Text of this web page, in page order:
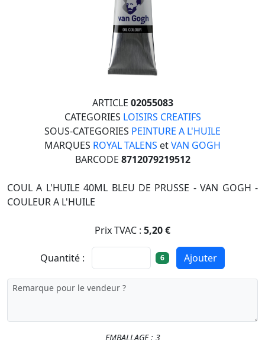
ARTICLE 02055083
CATEGORIES LOISIRS CREATIFS
SOUS-CATEGORIES PEINTURE A L'HUILE
MARQUES ROYAL TALENS etVAN GOGH
BARCODE 8712079219512
COUL A L'HUILE 40ML BLEU DE PRUSSE - VAN GOGH -
COULEUR A L'HUILE
Prix TVAC : 5,20 €
Quantité : 6 Ajouter
EMBALLAGE : 3